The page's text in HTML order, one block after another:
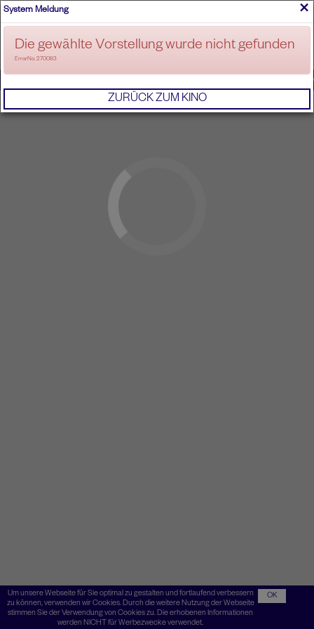
ANMELDEN
Um unsere Webseite für Sie optimal zu gestalten und fortlaufend verbessern
zu können, verwenden wir Cookies. Durch die weitere Nutzung der Webseite
stimmen Sie der Verwendung von Cookies zu. Die erhobenen Informationen
werden NICHT für Werbezwecke verwendet.
OK
×
System Meldung
Die gewählte Vorstellung wurde nicht gefunden
ErrorNo. 270083
ZURÜCK ZUM KINO